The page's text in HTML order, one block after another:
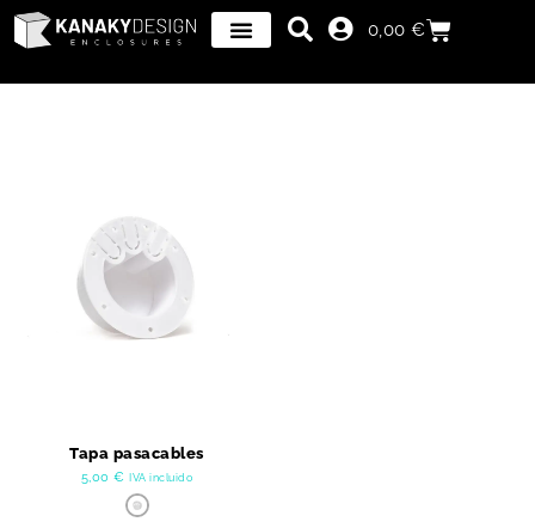
0,00€
Tapa pasacables
5,00€ IVA incluido